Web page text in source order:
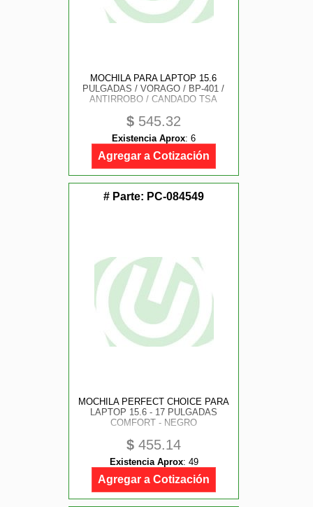
MOCHILA PARA LAPTOP 15.6
PULGADAS / VORAGO / BP-401 /
ANTIRROBO / CANDADO TSA
$ 545.32
Existencia Aprox: 6
Agregar a Cotización
# Parte: PC-084549
MOCHILA PERFECT CHOICE PARA
LAPTOP 15.6 - 17 PULGADAS
COMFORT - NEGRO
$ 455.14
Existencia Aprox: 49
Agregar a Cotización